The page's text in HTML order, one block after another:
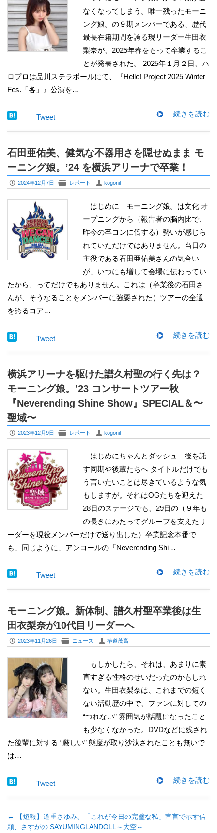
なくなってしまう。唯一残ったモーニ
ング娘。の９期メンバーである、歴代
最長在籍期間を誇る現リーダー生田衣
梨奈が、2025年春をもって卒業するこ
とが発表された。 2025年１月２日、ハ
ロプロは品川ステラボールにて、『Hello! Project 2025 Winter
Fes.「各」』公演を…
続きを読む
Tweet
石田亜佑美、健気な不器用さを隠せぬまま モ
ーニング娘。’24 を横浜アリーナで卒業！
P 2024年12月7日 F レポート U kogonil
はじめに モーニング娘。は文化 オ
ープニングから（報告者の脳内比で、
昨今の卒コンに倍する）勢いが感じら
れていただけではありません。当日の
主役である石田亜佑美さんの気合い
が、いつにも増して会場に伝わってい
たから、ってだけでもありません。これは（卒業後の石田さ
んが、そうなることをメンバーに強要された）ツアーの全通
を誇るコア…
続きを読む
Tweet
横浜アリーナを駆けた譜久村聖の行く先は？
モーニング娘。’23 コンサートツアー秋
『Neverending Shine Show』SPECIAL＆〜
聖域〜
P 2023年12月9日 F レポート U kogonil
はじめにちゃんとダッシュ 後を託
す同期や後輩たちへ タイトルだけでも
う言いたいことは尽きているような気
もしますが。それはOGたちを迎えた
28日のステージでも、29日の（９年も
の長きにわたってグループを支えたリ
ーダーを現役メンバーだけで送り出した）卒業記念本番で
も、同じように、アンコールの『Neverending Shi…
続きを読む
Tweet
モーニング娘。新体制、譜久村聖卒業後は生
田衣梨奈が10代目リーダーへ
P 2023年11月26日 F ニュース U 椿道茂高
もしかしたら、それは、あまりに素
直すぎる性格のせいだったのかもしれ
ない。生田衣梨奈は、これまでの短く
ない活動歴の中で、ファンに対しての
“つれない” 雰囲気が話題になったこと
も少なくなかった。DVDなどに残され
た後輩に対する “厳しい” 態度が取り沙汰されたことも無いで
は…
続きを読む
Tweet
←
【短報】道重さゆみ、「これが今日の完璧な私」宣言で示す信
頼、さすがの SAYUMINGLANDOLL～大空～